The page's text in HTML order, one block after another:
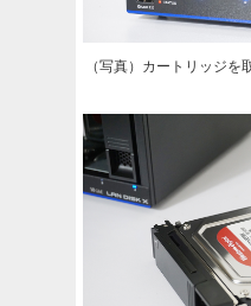
（写真）カートリッジを